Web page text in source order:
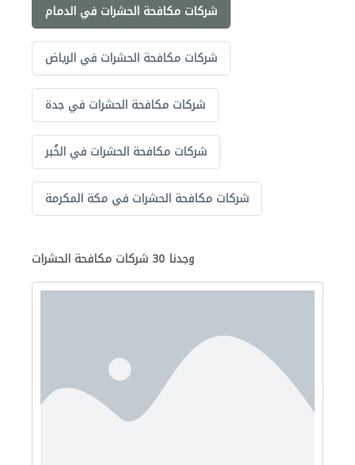
شركات مكافحة الحشرات في الدمام
شركات مكافحة الحشرات في الرياض
شركات مكافحة الحشرات في جدة
شركات مكافحة الحشرات في الخُبر
شركات مكافحة الحشرات في مكة المكرمة
وجدنا 30 شركات مكافحة الحشرات